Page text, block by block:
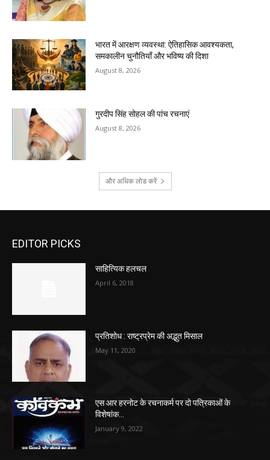
भारत में आरक्षण व्यवस्था: ऐतिहासिक आवश्यकता,
समकालीन चुनौतियाँ और भविष्य की दिशा
August 8, 2026
गुरदीप सिंह सोहल की पांच रचनाएं
August 8, 2026
और अधिक लोड करें
EDITOR PICKS
साहित्यिक हलचल
April 6, 2018
प्रतिशोध : राष्ट्रप्रेम की अद्भुत मिसाल
May 11, 2020
एस आर हरनोट के रचनाकर्म पर दो पत्रिकाओं के
विशेषांक…
January 9, 2022